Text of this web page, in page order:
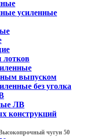
усиленные
лотков
выпуском
без уголка
ЛВ
конструкций
чугун 50